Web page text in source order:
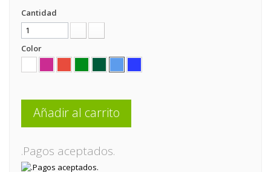
Cantidad
Color
Añadir al carrito
.Pagos aceptados.